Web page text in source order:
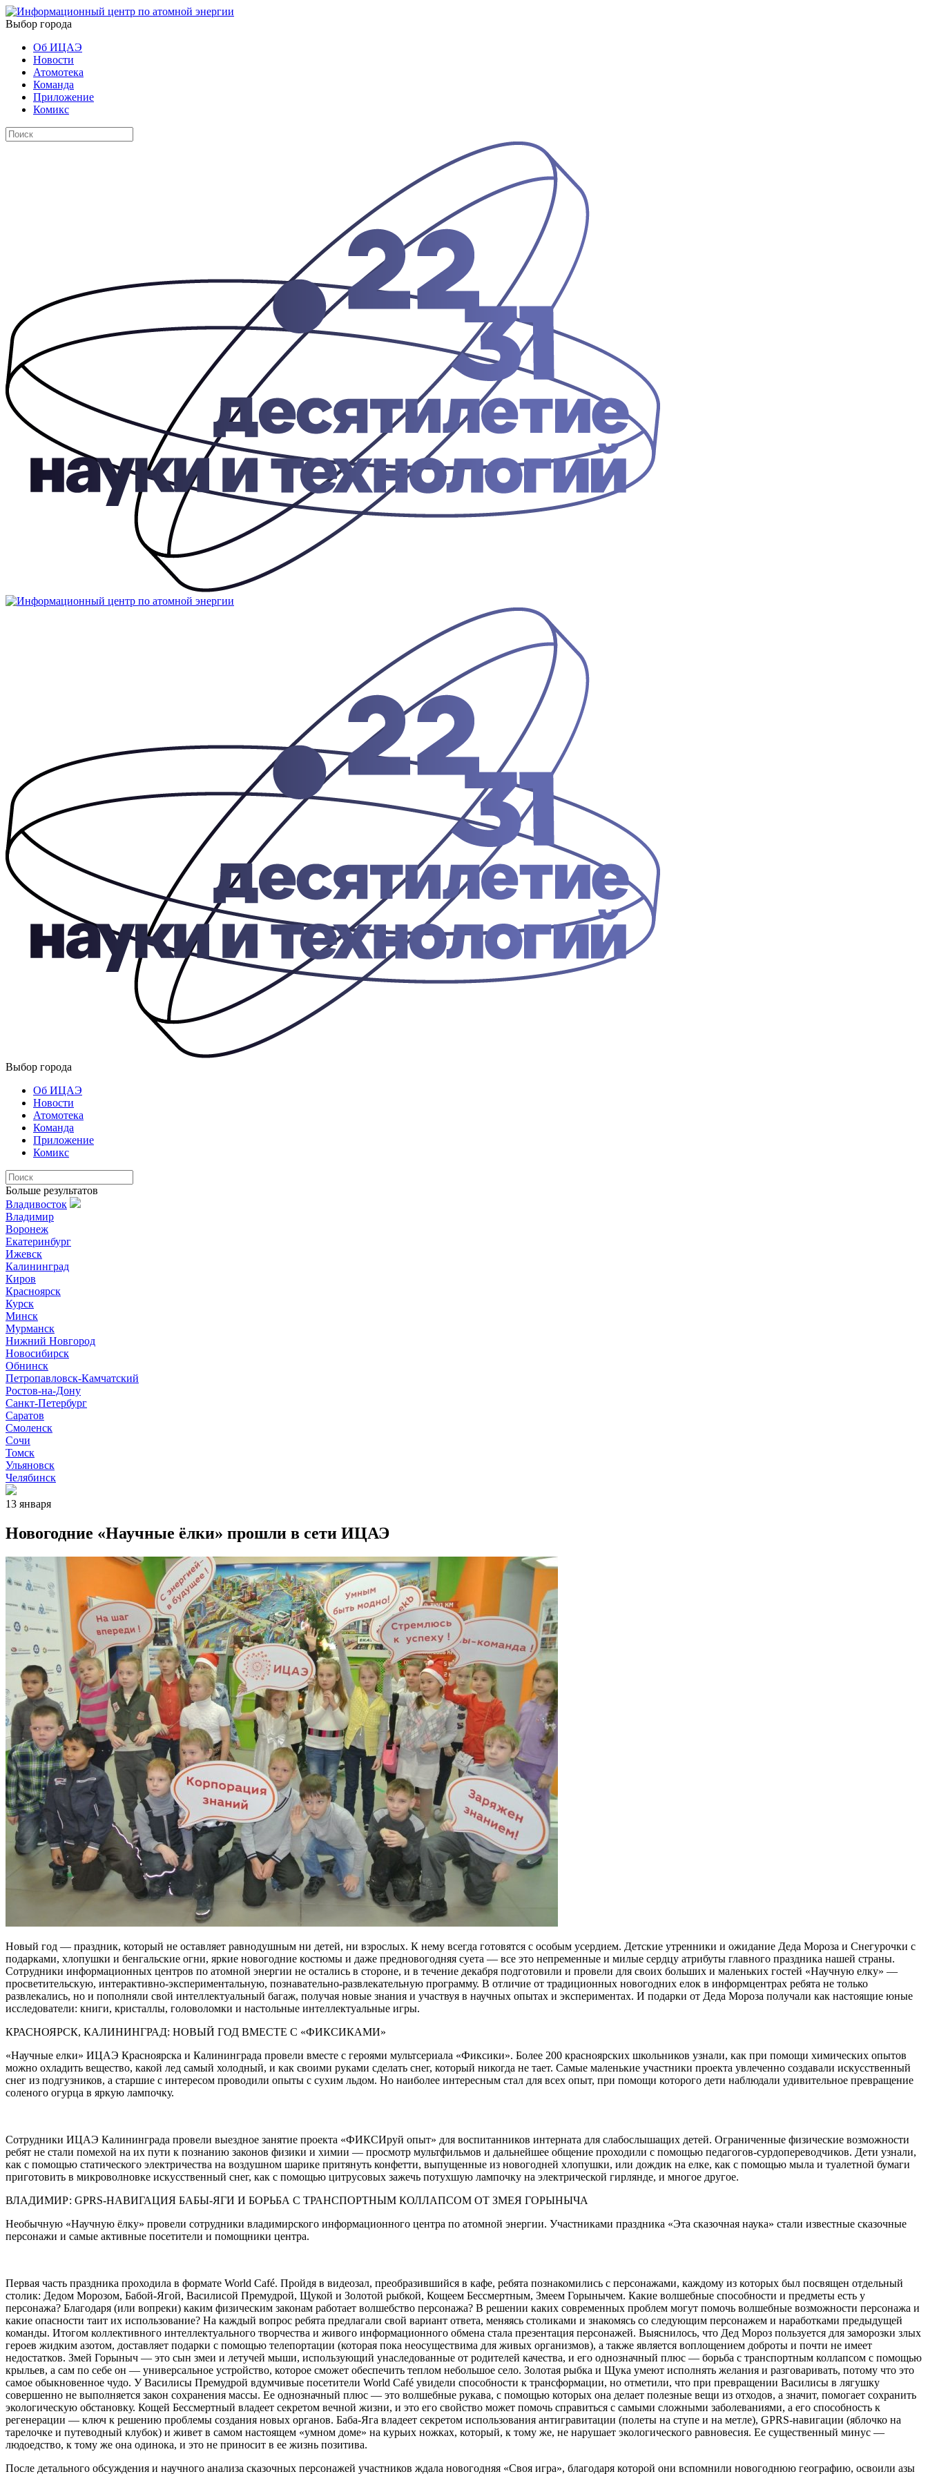
Выбор города
Об ИЦАЭ
Новости
Атомотека
Команда
Приложение
Комикс
Выбор города
Об ИЦАЭ
Новости
Атомотека
Команда
Приложение
Комикс
Больше результатов
Владивосток
Владимир
Воронеж
Екатеринбург
Ижевск
Калининград
Киров
Красноярск
Курск
Минск
Мурманск
Нижний Новгород
Новосибирск
Обнинск
Петропавловск-Камчатский
Ростов-на-Дону
Санкт-Петербург
Саратов
Смоленск
Сочи
Томск
Ульяновск
Челябинск
13 января
Новогодние «Научные ёлки» прошли в сети ИЦАЭ
Новый год — праздник, который не оставляет равнодушным ни детей, ни взрослых. К нему всегда готовятся с особым усердием. Детские утренники и ожидание Деда Мороза и Снегурочки с
подарками, хлопушки и бенгальские огни, яркие новогодние костюмы и даже предновогодняя суета — все это непременные и милые сердцу атрибуты главного праздника нашей страны.
Сотрудники информационных центров по атомной энергии не остались в стороне, и в течение декабря подготовили и провели для своих больших и маленьких гостей «Научную елку» —
просветительскую, интерактивно-экспериментальную, познавательно-развлекательную программу. В отличие от традиционных новогодних елок в информцентрах ребята не только
развлекались, но и пополняли свой интеллектуальный багаж, получая новые знания и участвуя в научных опытах и экспериментах. И подарки от Деда Мороза получали как настоящие юные
исследователи: книги, кристаллы, головоломки и настольные интеллектуальные игры.
КРАСНОЯРСК, КАЛИНИНГРАД: НОВЫЙ ГОД ВМЕСТЕ С «ФИКСИКАМИ»
«Научные елки» ИЦАЭ Красноярска и Калининграда провели вместе с героями мультсериала «Фиксики». Более 200 красноярских школьников узнали, как при помощи химических опытов
можно охладить вещество, какой лед самый холодный, и как своими руками сделать снег, который никогда не тает. Самые маленькие участники проекта увлеченно создавали искусственный
снег из подгузников, а старшие с интересом проводили опыты с сухим льдом. Но наиболее интересным стал для всех опыт, при помощи которого дети наблюдали удивительное превращение
соленого огурца в яркую лампочку.
Сотрудники ИЦАЭ Калининграда провели выездное занятие проекта «ФИКСИруй опыт» для воспитанников интерната для слабослышащих детей. Ограниченные физические возможности
ребят не стали помехой на их пути к познанию законов физики и химии — просмотр мультфильмов и дальнейшее общение проходили с помощью педагогов-сурдопереводчиков. Дети узнали,
как с помощью статического электричества на воздушном шарике притянуть конфетти, выпущенные из новогодней хлопушки, или дождик на елке, как с помощью мыла и туалетной бумаги
приготовить в микроволновке искусственный снег, как с помощью цитрусовых зажечь потухшую лампочку на электрической гирлянде, и многое другое.
ВЛАДИМИР: GPRS-НАВИГАЦИЯ БАБЫ-ЯГИ И БОРЬБА С ТРАНСПОРТНЫМ КОЛЛАПСОМ ОТ ЗМЕЯ ГОРЫНЫЧА
Необычную «Научную ёлку» провели сотрудники владимирского информационного центра по атомной энергии. Участниками праздника «Эта сказочная наука» стали известные сказочные
персонажи и самые активные посетители и помощники центра.
Первая часть праздника проходила в формате World Café. Пройдя в видеозал, преобразившийся в кафе, ребята познакомились с персонажами, каждому из которых был посвящен отдельный
столик: Дедом Морозом, Бабой-Ягой, Василисой Премудрой, Щукой и Золотой рыбкой, Кощеем Бессмертным, Змеем Горынычем. Какие волшебные способности и предметы есть у
персонажа? Благодаря (или вопреки) каким физическим законам работает волшебство персонажа? В решении каких современных проблем могут помочь волшебные возможности персонажа и
какие опасности таит их использование? На каждый вопрос ребята предлагали свой вариант ответа, меняясь столиками и знакомясь со следующим персонажем и наработками предыдущей
команды. Итогом коллективного интеллектуального творчества и живого информационного обмена стала презентация персонажей. Выяснилось, что Дед Мороз пользуется для заморозки злых
героев жидким азотом, доставляет подарки с помощью телепортации (которая пока неосуществима для живых организмов), а также является воплощением доброты и почти не имеет
недостатков. Змей Горыныч — это сын змеи и летучей мыши, использующий унаследованные от родителей качества, и его однозначный плюс — борьба с транспортным коллапсом с помощью
крыльев, а сам по себе он — универсальное устройство, которое сможет обеспечить теплом небольшое село. Золотая рыбка и Щука умеют исполнять желания и разговаривать, потому что это
самое обыкновенное чудо. У Василисы Премудрой вдумчивые посетители World Café увидели способности к трансформации, но отметили, что при превращении Василисы в лягушку
совершенно не выполняется закон сохранения массы. Ее однозначный плюс — это волшебные рукава, с помощью которых она делает полезные вещи из отходов, а значит, помогает сохранить
экологическую обстановку. Кощей Бессмертный владеет секретом вечной жизни, и это его свойство может помочь справиться с самыми сложными заболеваниями, а его способность к
регенерации — ключ к решению проблемы создания новых органов. Баба-Яга владеет секретом использования антигравитации (полеты на ступе и на метле), GPRS-навигации (яблочко на
тарелочке и путеводный клубок) и живет в самом настоящем «умном доме» на курьих ножках, который, к тому же, не нарушает экологического равновесия. Ее существенный минус —
людоедство, к тому же она одинока, и это не приносит в ее жизнь позитива.
После детального обсуждения и научного анализа сказочных персонажей участников ждала новогодняя «Своя игра», благодаря которой они вспомнили новогоднюю географию, освоили азы